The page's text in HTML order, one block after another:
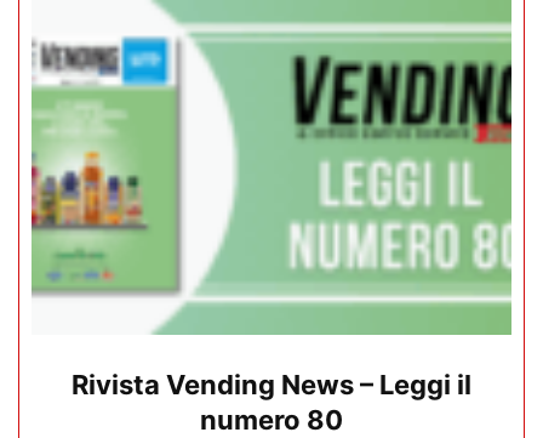
Rivista Vending News – Leggi il
numero 80